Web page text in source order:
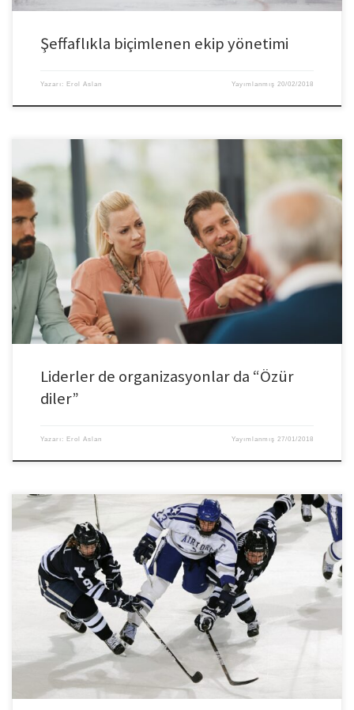
Şeffaflıkla biçimlenen ekip yönetimi
Yazarı: Erol Aslan Yayımlanmış20/02/2018
Günlük yaşantımız içinde kişilerle iletişim kurarken, duygu, düşünce veya
fikirlerimizi aktarırken ya doğru kelimeleri kullanmıyoruz ya da kendimizi
doğru ifade edemiyoruz. Her şeyin ardında bir şey aramak bazıları için
alışkanlık oldu. Güvensizlik kişileri dolayısıyla da işletmeleri, kaliteyi ve
verimliliği etkiliyor. Amacımız insanları kırmak olmasa da düşünmeden
söylediğimiz bir […]
Liderler de organizasyonlar da “Özür
diler”
Yazarı: Erol Aslan Yayımlanmış 27/01/2018
Liderlik, her dönem ve alanda ilgi çekici ve merak uyandırıcıdır. Geçmişten
günümüze birçok insan bunu anlatmaya çalıştı ve çalışıyor da. Fakat birçok
kişi ya yanlış anladı ya önemsemedi veya belirtilen düşüncelere itibar etmedi.
Bu arada, insanlar başarılı bir geçmişi olan kişileri tanımlarken bazıları için
otokratik, acımasız ve katı sözcüklerini kullanırken, […]